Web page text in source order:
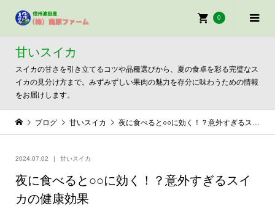
0
甘いスイカ
スイカの甘さを引き立てるコツや品種選びから、夏の食卓を彩る完璧なス
イカの見分け方まで。みずみずしい果肉の魅力を存分に味わうための情報
をお届けします。
ブログ 甘いスイカ 夜に食べると○○に効く！？意外すぎるスイカの健康効果
2024.07.02 甘いスイカ
夜に食べると○○に効く！？意外すぎるスイ
カの健康効果